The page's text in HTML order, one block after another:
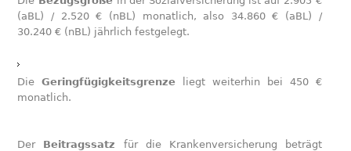
(aBL) / 2.520 € (nBL) monatlich, also 34.860 € (aBL) /
30.240 € (nBL) jährlich festgelegt.
DieGeringfügigkeitsgrenze liegt weiterhin bei 450 €
monatlich.
Der Beitragssatzfür die Krankenversicherung beträgt